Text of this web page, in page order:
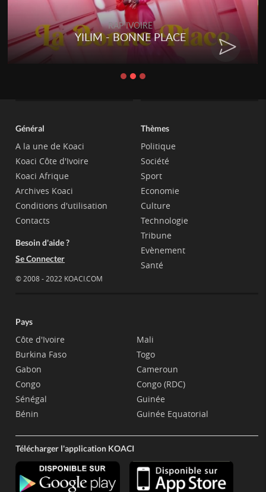
RAP IVOIRE
YILIM - BONNE PLACE
Général
A la une de Koaci
Koaci Côte d'Ivoire
Koaci Afrique
Archives Koaci
Conditions d'utilisation
Contacts
Besoin d'aide ?
Se Connecter
© 2008 - 2022 KOACI.COM
Thèmes
Politique
Société
Sport
Economie
Culture
Technologie
Tribune
Evènement
Santé
Pays
Côte d'Ivoire
Burkina Faso
Gabon
Congo
Sénégal
Bénin
Mali
Togo
Cameroun
Congo (RDC)
Guinée
Guinée Equatorial
Télécharger l'application KOACI